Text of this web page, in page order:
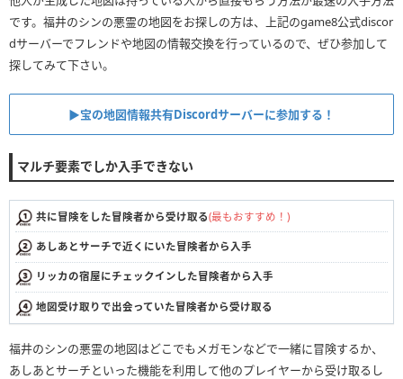
です。福井のシンの悪霊の地図をお探しの方は、上記のgame8公式discor
dサーバーでフレンドや地図の情報交換を行っているので、ぜひ参加して
探してみて下さい。
▶︎宝の地図情報共有Discordサーバーに参加する！
マルチ要素でしか入手できない
共に冒険をした冒険者から受け取る(最もおすすめ！)
あしあとサーチで近くにいた冒険者から入手
リッカの宿屋にチェックインした冒険者から入手
地図受け取りで出会っていた冒険者から受け取る
福井のシンの悪霊の地図はどこでもメガモンなどで一緒に冒険するか、
あしあとサーチといった機能を利用して他のプレイヤーから受け取るし